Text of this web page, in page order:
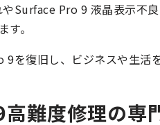
Surface Pro 9 液晶表示不
す。
を復旧し、ビジネスや生活
難度修理の専